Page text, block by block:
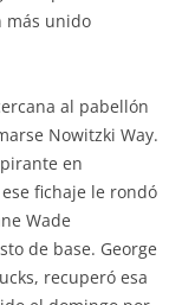
más unido
al pabellón
Nowitzki Way.
en
fichaje le rondó
Wade
de base. George
recuperó esa